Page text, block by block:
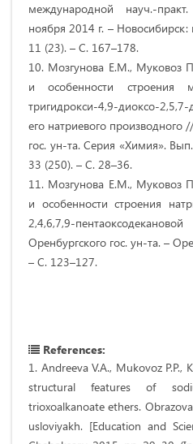
международной науч.-
ноября 2014 г. –
11 (23). – С. 167–178.
10. Мозгунова Е.М., Муковоз
и особенности строения
тригидрокси-4,9-диоксо-
его натриевого
гос. ун-та. Серия «Химия».
33 (250). – С. 28–36.
11. Мозгунова Е.М., Муковоз
и особенности строения
2,4,6,7,9-
Оренбургского гос. ун-та. –
– С. 123–127.
References:
1. Andreeva V.A., Mukovoz P.P.,
structural features of
trioxoalkanoate ethers.
usloviyakh. [Education and